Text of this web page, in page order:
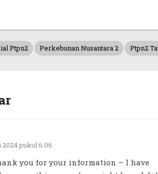
Ptpn2 Perkebunan Nusantara 2 Ptpn2
2024 pukul 6:06
you for your information – I have